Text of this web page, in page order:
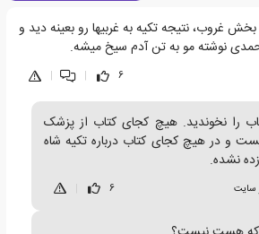
غروب، نتیجه تکیه به غربیها رو بعینه دید و
نوشته مو به تن آدم سیخ میشه.
6
|
|
را نخوندید. هیچ کجای کتاب از پزشک
و در هیچ کجای کتاب درباره تکیه شاه
نشده.
سایت 6